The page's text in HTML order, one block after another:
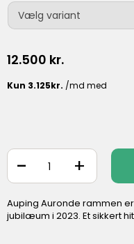
12.500 kr.
+
-
Auping Auronde rammen
jubilæum i 2023. Et sikkert